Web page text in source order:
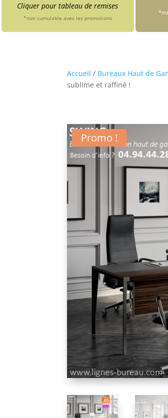
Cliquer pour tableau de remises
*non cumulable avec les promotions
Accueil / Bureaux Haut de
sublime et raffiné !
Promo !